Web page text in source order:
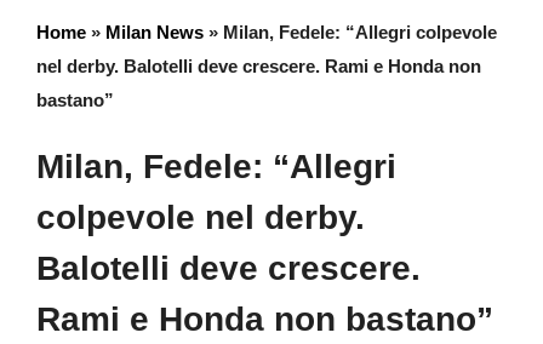
Home » Milan News » Milan, Fedele: “Allegri colpevole
nel derby. Balotelli deve crescere. Rami e Honda non
bastano”
Milan, Fedele: “Allegri
colpevole nel derby.
Balotelli deve crescere.
Rami e Honda non bastano”